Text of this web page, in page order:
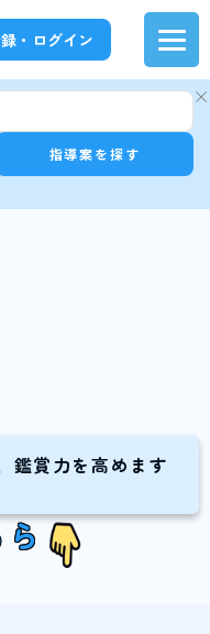
・ログイン
指導案を探す
鑑賞力を高めます